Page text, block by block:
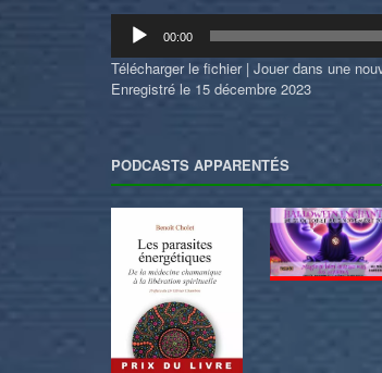
Lecteur
audio
00:00
Télécharger le fichier| Jouer dans une
Enregistré le 15 décembre 2023
PODCASTS APPARENTÉS